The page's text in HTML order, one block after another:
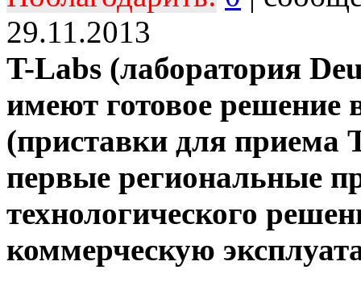
29.11.2013
T-Labs (лаборатория
имеют готовое решение
(приставки для приема
первые региональные
технологического
коммерческую